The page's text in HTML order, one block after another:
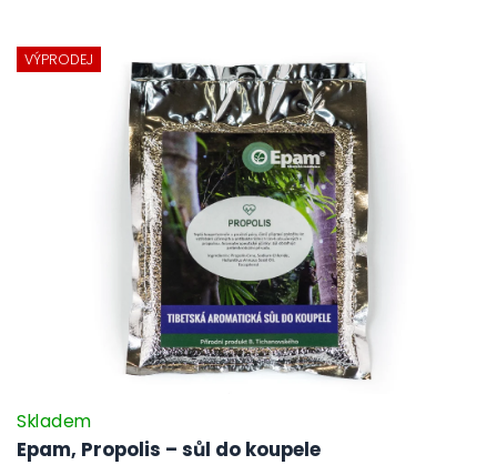
VÝPRODEJ
Epam, Propolis – sůl do koupele
Skladem